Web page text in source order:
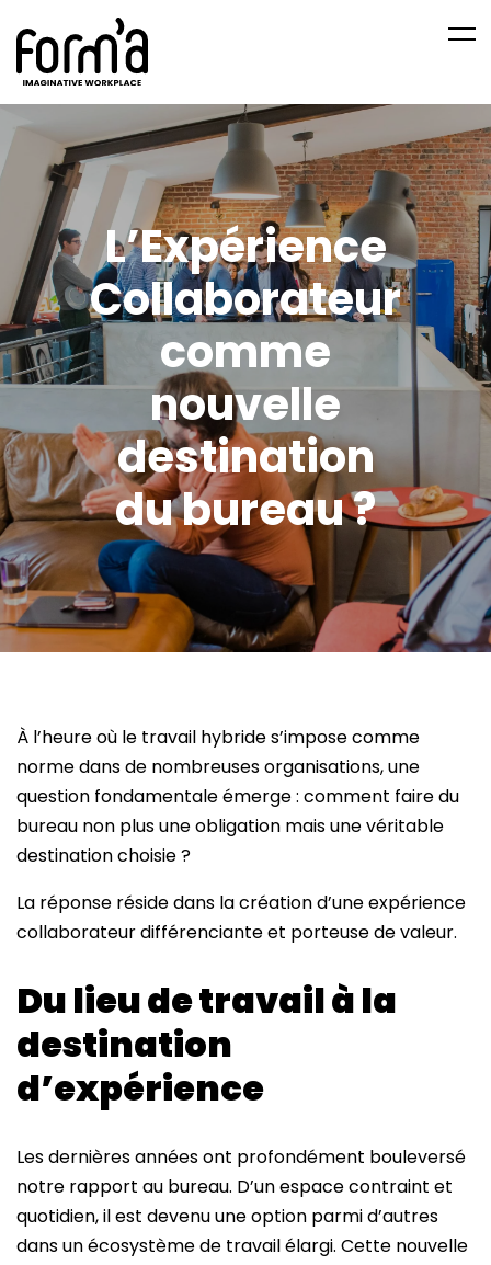
L’Expérience
Collaborateur
comme
nouvelle
destination
du bureau ?
À l’heure où le travail hybride s’impose comme
norme dans de nombreuses organisations, une
question fondamentale émerge : comment faire du
bureau non plus une obligation mais une véritable
destination choisie ?
La réponse réside dans la création d’une expérience
collaborateur différenciante et porteuse de valeur.
Du lieu de travail à la
destination
d’expérience
Les dernières années ont profondément bouleversé
notre rapport au bureau. D’un espace contraint et
quotidien, il est devenu une option parmi d’autres
dans un écosystème de travail élargi. Cette nouvelle